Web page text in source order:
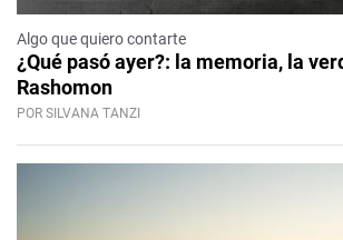
Algo que quiero contarte
¿Qué pasó ayer?: la memoria, la
Rashomon
POR SILVANA TANZI